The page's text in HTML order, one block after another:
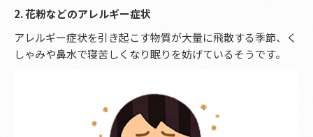
2. 花粉などのアレルギー症状
アレルギー症状を引き起こす物質が大量に飛散する季節、く
しゃみや鼻水で寝苦しくなり眠りを妨げているそうです。